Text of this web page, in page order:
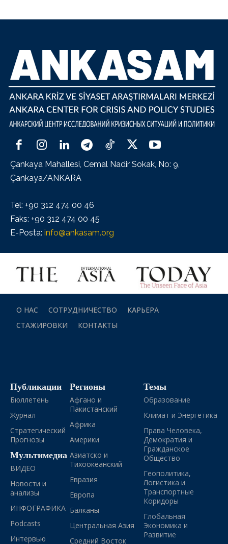
Çankaya Mahallesi, Cemal Nadir Sokak, No: 9,
Çankaya/ANKARA
Tel: +90 312 474 00 46
Faks: +90 312 474 00 45
E-Posta: info@ankasam.org
О НАС СОТРУДНИЧЕСТВО
КАРЬЕРА
СТАЖИРОВКИ
КОНТАКТЫ
Публикации
Бюллетень
Журнал
Стратегический
Прогнозы
Мультимедиа
ВИДЕО
Новости и
анализы
ИНФОГРАФИКА
Podcasts
Интервью
Регионы
Афгано и
Пакистанский
Африка
Америки
Азиатско и
Тихоокеанский
Евразия
Европа
Балканы
Центральная Азия
Средний Восток
Темы
Образование
Климат и Энергетика
Права Человека,
Демократия и
Гражданское
Общество
Геополитика,
Логистика и
Транспортные
Коридоры
Глобальная
Экономика и
Развитие